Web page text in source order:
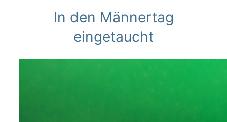
In den Männertag
eingetaucht